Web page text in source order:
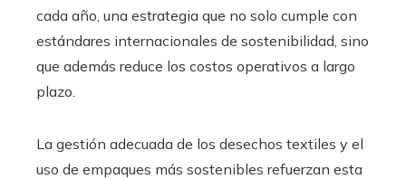
cada año, una estrategia que no solo cumple con
estándares internacionales de sostenibilidad, sino
que además reduce los costos operativos a largo
plazo.
La gestión adecuada de los desechos textiles y el
uso de empaques más sostenibles refuerzan esta